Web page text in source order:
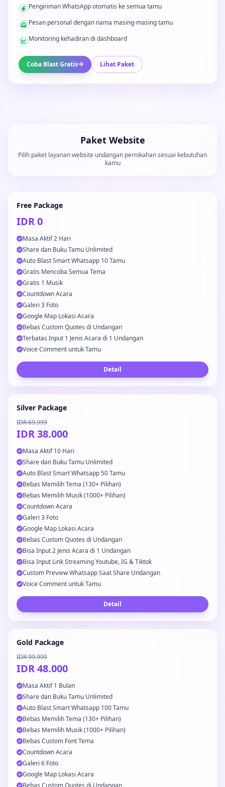
Pengiriman WhatsApp otomatis ke semua tamu
Pesan personal dengan nama masing-masing tamu
Monitoring kehadiran di dashboard
Coba Blast Gratis Lihat Paket
Paket Website
Pilih paket layanan website undangan pernikahan sesuai kebutuhan
kamu
Free Package
IDR 0
Masa Aktif 2 Hari
Share dan Buku Tamu Unlimited
Auto Blast Smart Whatsapp 10 Tamu
Gratis Mencoba Semua Tema
Gratis 1 Musik
Countdown Acara
Galeri 3 Foto
Google Map Lokasi Acara
Bebas Custom Quotes di Undangan
Terbatas Input 1 Jenis Acara di 1 Undangan
Voice Comment untuk Tamu
Detail
Silver Package
IDR 69.999
IDR 38.000
Masa Aktif 10 Hari
Share dan Buku Tamu Unlimited
Auto Blast Smart Whatsapp 50 Tamu
Bebas Memilih Tema (130+ Pilihan)
Bebas Memilih Musik (1000+ Pilihan)
Countdown Acara
Galeri 3 Foto
Google Map Lokasi Acara
Bebas Custom Quotes di Undangan
Bisa Input 2 Jenis Acara di 1 Undangan
Bisa Input Link Streaming Youtube, IG & Tiktok
Custom Preview Whatsapp Saat Share Undangan
Voice Comment untuk Tamu
Detail
Gold Package
IDR 99.999
IDR 48.000
Masa Aktif 1 Bulan
Share dan Buku Tamu Unlimited
Auto Blast Smart Whatsapp 100 Tamu
Bebas Memilih Tema (130+ Pilihan)
Bebas Memilih Musik (1000+ Pilihan)
Bebas Custom Font Tema
Countdown Acara
Galeri 6 Foto
Google Map Lokasi Acara